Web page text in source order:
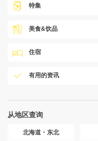
特集
美食&饮品
住宿
有用的资讯
从地区查询
北海道・东北